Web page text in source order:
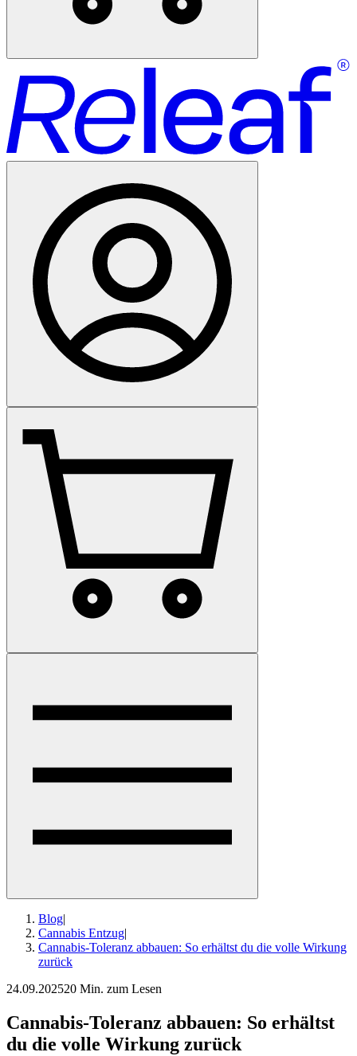
Blog|
Cannabis Entzug|
Cannabis-Toleranz abbauen: So erhältst du die volle Wirkung
zurück
24.09.202520 Min. zum Lesen
Cannabis-Toleranz abbauen: So erhältst
du die volle Wirkung zurück